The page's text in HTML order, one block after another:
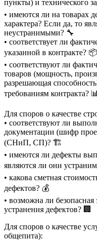
пункты) и технического
• имеются ли на товарах
характера? Если да, то
неустранимыми? 🔧
• соответствует ли
указанной в контракте? 📦
• соответствуют ли
товаров (мощность,
разрешающая
требованиям контракта? 📊
Для споров о качестве
• соответствуют ли
документации (шифр
(СНиП, СП)? 🏗️
• имеются ли дефекты
являются ли они
• какова сметная
дефектов? 💰
• возможна ли безопасная
устранения дефектов? 🏢
Для споров о качестве
общепита):